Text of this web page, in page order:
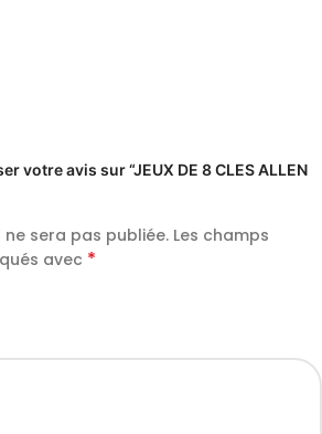
votre avis sur “JEUX DE 8 CLES ALLEN
sera pas publiée. Les champs
avec *